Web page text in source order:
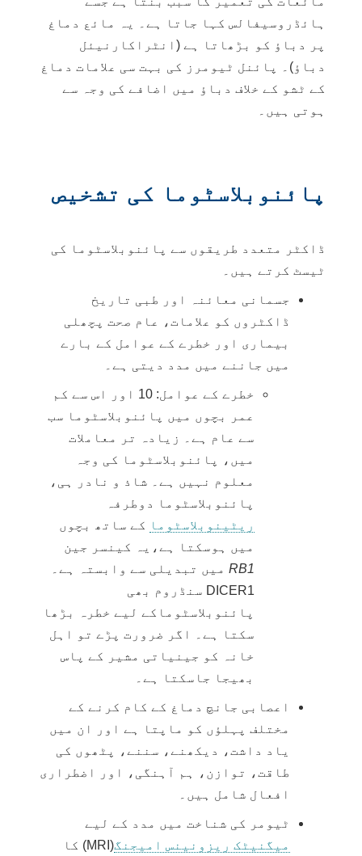
ہائڈروسیفالس کہا جاتا ہے۔ یہ مائع دماغ
پر دباؤ کو بڑھاتا ہے (انٹراکارنیئل
دباؤ)۔ پائنل ٹیومرز کی بہت سی علامات دماغ
کے ٹشو کے خلاف دباؤ میں اضافے کی وجہ سے
ہوتی ہیں۔
پائنوبلاسٹوما کی تشخیص
ڈاکٹر متعدد طریقوں سے پائنوبلاسٹوما کی
ٹیسٹ کرتے ہیں۔
جسمانی معائنہ اور طبی تاریخ
ڈاکٹروں کو علامات، عام صحت پچھلی
بیماری اور خطرے کے عوامل کے بارے
میں جاننے میں مدد دیتی ہے۔
خطرے کے عوامل: 10 اور اس سے کم
عمر بچوں میں پائنوبلاسٹوما سب
سے عام ہے۔ زیادہ تر معاملات
میں، پائنوبلاسٹوما کی وجہ
معلوم نہیں ہے۔ شاذ و نادر ہی،
پائنوبلاسٹوما دوطرفہ
ریٹینوبلاسٹوما کے ساتھ بچوں
میں ہوسکتا ہے،یہ کینسر جین
RB1میں تبدیلی سے وابستہ ہے۔
DICER1 سنڈروم بھی
پائنوبلاسٹوماکے لیے خطرہ بڑھا
سکتا ہے۔ اگر ضرورت پڑے تو اہل
خانہ کو جینیاتی مشیر کے پاس
بھیجا جاسکتا ہے۔
اعصابی جانچ دماغ کے کام کرنے کے
مختلف پہلؤں کو ماپتا ہے اور ان میں
یاد داشت، دیکھنے، سننے، پٹھوں کی
طاقت، توازن، ہم آہنگی، اور اضطراری
افعال شامل ہیں۔
ٹیومر کی شناخت میں مدد کے لیے
میگنیٹک ریزونینس امیجنگ
(MRI) کا